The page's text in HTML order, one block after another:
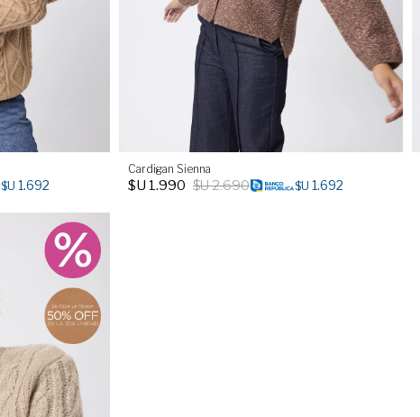
$U 1.692
Cardigan Sienna
$U 1.990 $U2.690 $U 1.692